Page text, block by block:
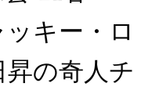
キー・ロ
昇の奇人チ